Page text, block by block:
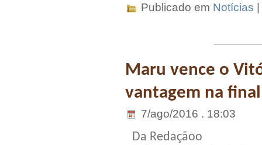
Publicado em Notícias |
Maru vence o
vantagem na
7/ago/2016 . 18:03
Da Redaçãoo